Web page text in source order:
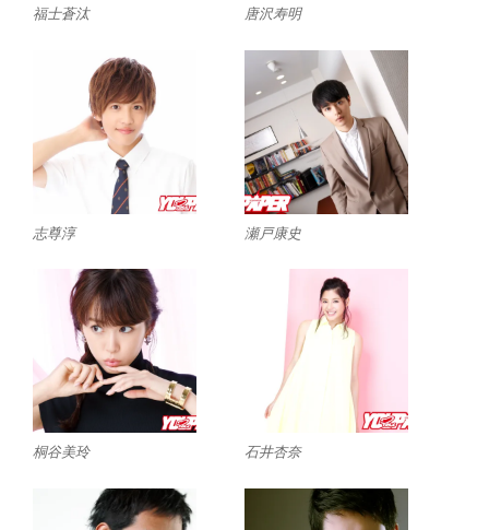
福士蒼汰 唐沢寿明
志尊淳 瀬戸康史
桐谷美玲 石井杏奈